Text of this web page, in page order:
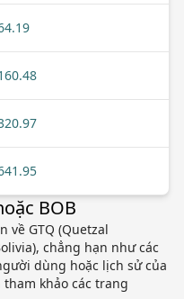
BOB
về GTQ (Quetzal
chẳng hạn như các
dùng hoặc lịch sử của
khảo các trang